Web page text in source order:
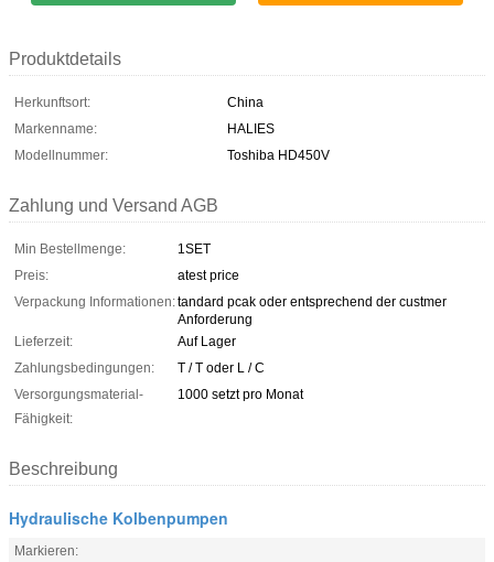
Produktdetails
Herkunftsort:
China
Markenname:
HALIES
Modellnummer:
Toshiba HD450V
Zahlung und Versand AGB
Min Bestellmenge:
1SET
Preis:
atest price
Verpackung Informationen:tandard pcak oder entsprechend der custmer
Anforderung
Lieferzeit:
Auf Lager
Zahlungsbedingungen:
T / T oder L / C
Versorgungsmaterial-
Fähigkeit:
1000 setzt pro Monat
Beschreibung
Hydraulische Kolbenpumpen
Markieren: